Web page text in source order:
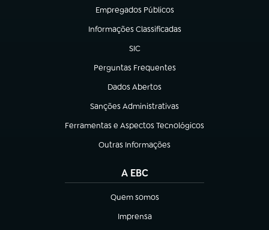
Empregados Públicos
(abre em nova aba)
Informações Classificadas
(abre em nova aba)
SIC
(abre em nova aba)
Perguntas Frequentes
(abre em nova aba)
Dados Abertos
(abre em nova aba)
Sanções Administrativas
(abre em nova aba)
Ferramentas e Aspectos Tecnológicos
(abre em nova aba)
Outras Informações
(abre em nova aba)
A EBC
Quem somos
(abre em nova aba)
Imprensa
(abre em nova aba)